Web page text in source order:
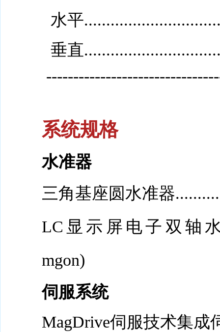
水平
垂直
系统规格
水准器
三角基座圆水准器
LC显示屏电子双轴
mgon)
伺服系统
MagDrive伺服技术集成